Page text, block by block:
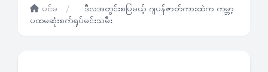
ပင်မ /
ဒီလအတွင်းစပြမယ့် ဂျပန်ဇာတ်ကားထဲက ကမ္ဘာ့
ပထမဆုံးစက်ရုပ်မင်းသမီး